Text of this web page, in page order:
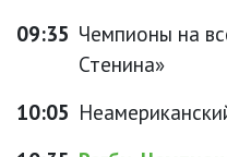
09:35 Чемпионы на
Стенина»
10:05